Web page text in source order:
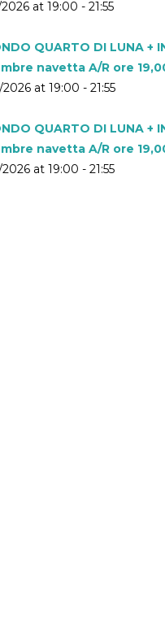
at 19:00 - 21:55
QUARTO DI LUNA +
navetta A/R ore
at 19:00 - 21:55
QUARTO DI LUNA +
navetta A/R ore
at 19:00 - 21:55